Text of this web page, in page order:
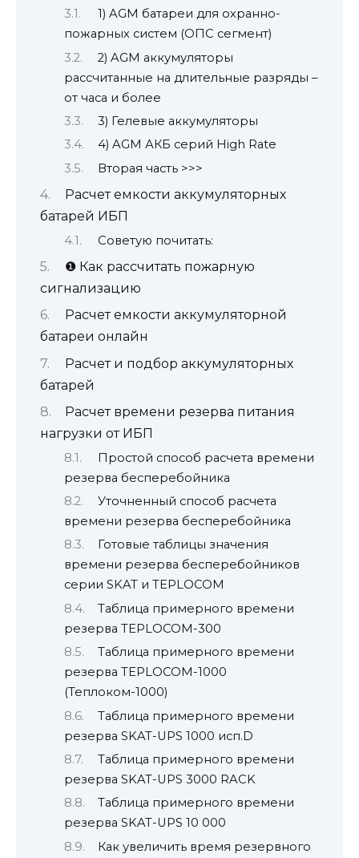
1) AGM батареи для охранно-
пожарных систем (ОПС сегмент)
2) AGM аккумуляторы
рассчитанные на длительные разряды –
от часа и более
3) Гелевые аккумуляторы
4) AGM АКБ серий High Rate
Вторая часть >>>
Расчет емкости аккумуляторных
батарей ИБП
Советую почитать:
❶ Как рассчитать пожарную
сигнализацию
Расчет емкости аккумуляторной
батареи онлайн
Расчет и подбор аккумуляторных
батарей
Расчет времени резерва питания
нагрузки от ИБП
Простой способ расчета времени
резерва бесперебойника
Уточненный способ расчета
времени резерва бесперебойника
Готовые таблицы значения
времени резерва бесперебойников
серии SKAT и TEPLOCOM
Таблица примерного времени
резерва TEPLOCOM-300
Таблица примерного времени
резерва TEPLOCOM-1000
(Теплоком-1000)
Таблица примерного времени
резерва SKAT-UPS 1000 исп.D
Таблица примерного времени
резерва SKAT-UPS 3000 RACK
Таблица примерного времени
резерва SKAT-UPS 10 000
Как увеличить время резервного